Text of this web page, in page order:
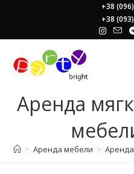
content
+38
+38
Аренда
> Аренда мебели >